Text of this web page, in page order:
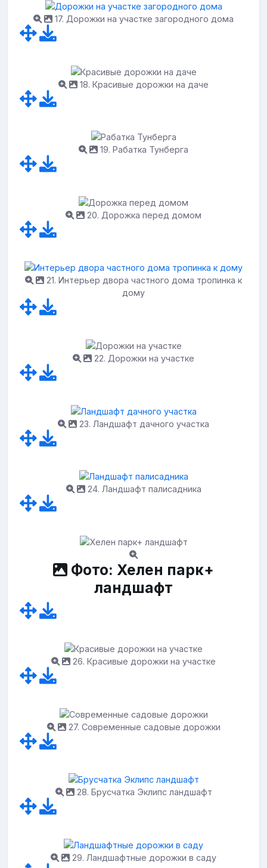
17. Дорожки на участке загородного дома
18. Красивые дорожки на даче
19. Рабатка Тунберга
20. Дорожка перед домом
21. Интерьер двора частного дома тропинка к
дому
22. Дорожки на участке
23. Ландшафт дачного участка
24. Ландшафт палисадника
Фото: Хелен парк+
ландшафт
26. Красивые дорожки на участке
27. Современные садовые дорожки
28. Брусчатка Эклипс ландшафт
29. Ландшафтные дорожки в саду